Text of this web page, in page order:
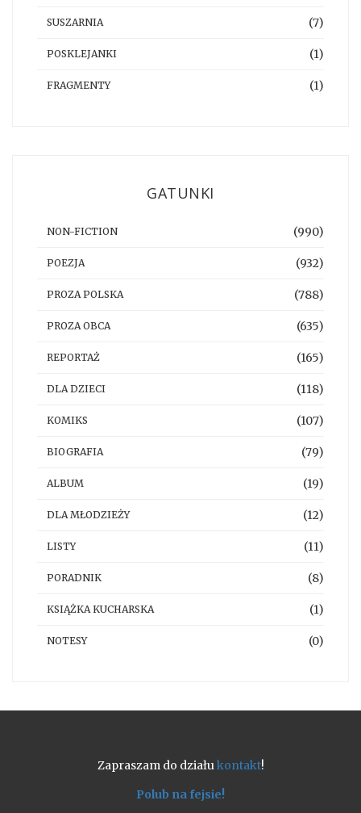
SUSZARNIA (7)
POSKLEJANKI (1)
FRAGMENTY (1)
GATUNKI
NON-FICTION (990)
POEZJA (932)
PROZA POLSKA (788)
PROZA OBCA (635)
REPORTAŻ (165)
DLA DZIECI (118)
KOMIKS (107)
BIOGRAFIA (79)
ALBUM (19)
DLA MŁODZIEŻY (12)
LISTY (11)
PORADNIK (8)
KSIĄŻKA KUCHARSKA (1)
NOTESY (0)
Zapraszam do działukontakt!
Polub na fejsie!